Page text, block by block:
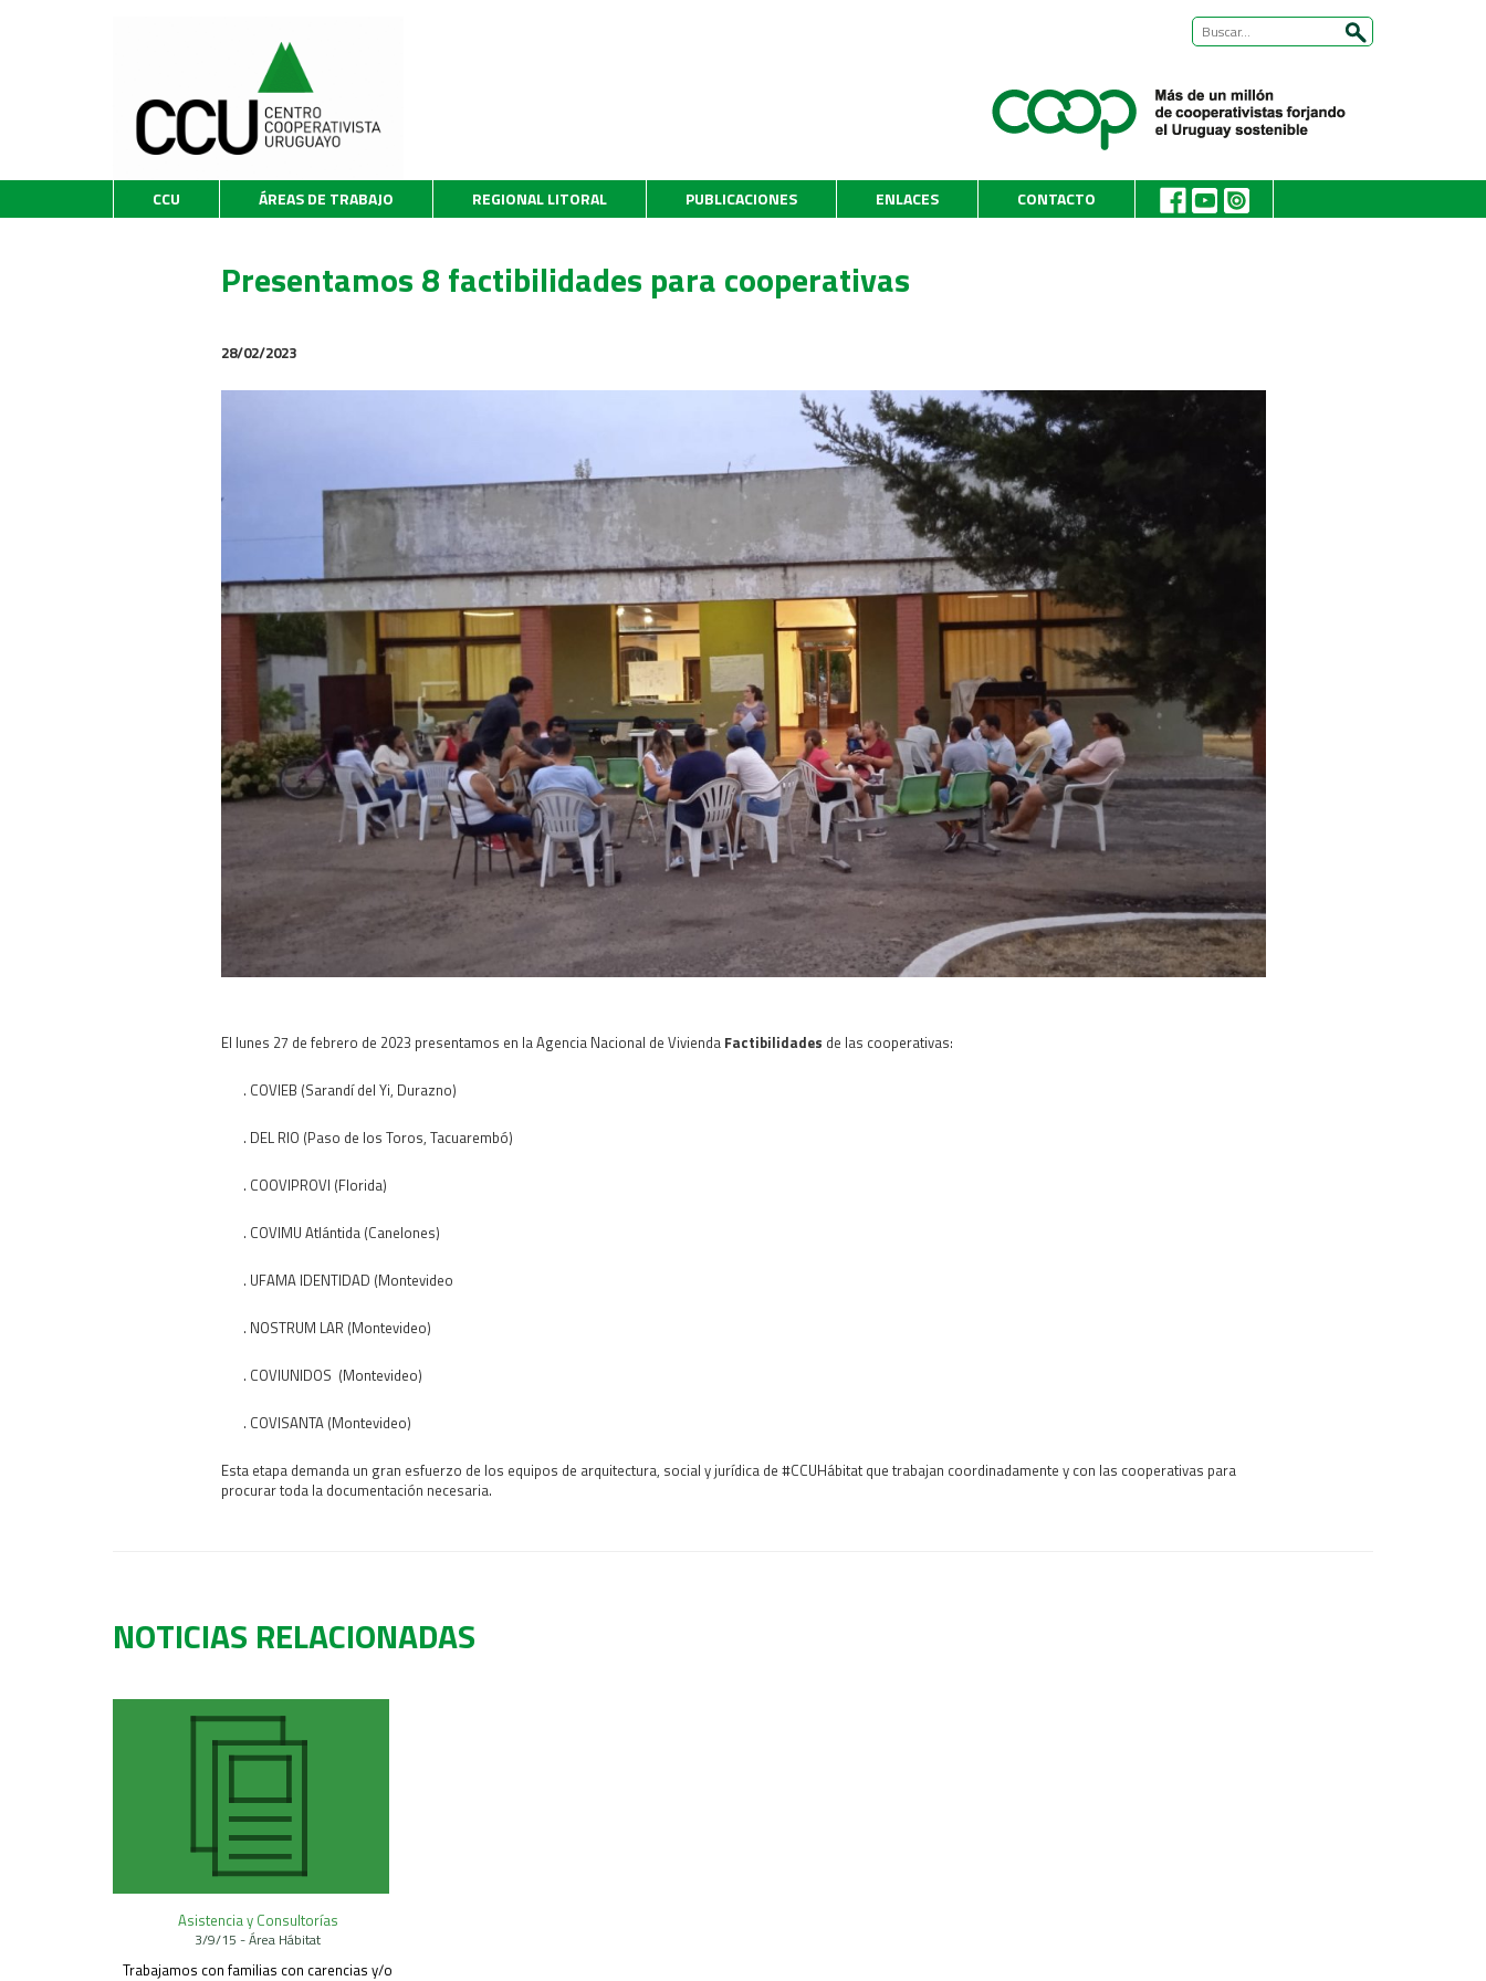
CCU ÁREAS DE TRABAJO REGIONAL LITORAL PUBLICACIONES ENLACES CONTACTO
Presentamos 8 factibilidades para cooperativas
28/02/2023
El lunes 27 de febrero de 2023 presentamos en la Agencia Nacional de Vivienda Factibilidades de las cooperativas:
. COVIEB (Sarandí del Yi, Durazno)
. DEL RIO (Paso de los Toros, Tacuarembó)
. COOVIPROVI (Florida)
. COVIMU Atlántida (Canelones)
. UFAMA IDENTIDAD (Montevideo
. NOSTRUM LAR (Montevideo)
. COVIUNIDOS (Montevideo)
. COVISANTA (Montevideo)
Esta etapa demanda un gran esfuerzo de los equipos de arquitectura, social y jurídica de #CCUHábitatque trabajan coordinadamente y con las cooperativas para
procurar toda la documentación necesaria.
NOTICIAS RELACIONADAS
Asistencia y Consultorías
3/9/15 - Área Hábitat
Trabajamos con familias con carencias y/o